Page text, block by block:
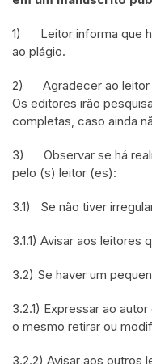
1) Leitor informa que
ao plágio.
2) Agradecer ao leitor
Os editores irão
completas, caso ainda
3) Observar se há
pelo (s) leitor (es):
3.1) Se não tiver
3.1.1) Avisar aos leitores
3.2) Se haver um
3.2.1) Expressar ao
o mesmo retirar ou
3.2.2) Avisar aos outros